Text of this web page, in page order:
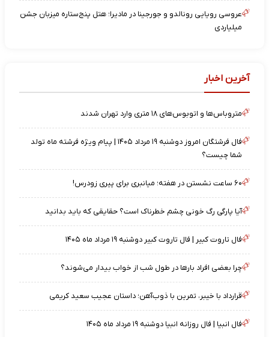
عروسی رویایی رونالدو و جورجینا در مادیرا؛ هتل پنج‌ستاره میزبان جشن
میلیاردی
آخرین اخبار
متروباس‌ها و اتوبوس‌های ۱۸ متری وارد تهران شدند
فال فرشتگان امروز دوشنبه ۱۹ مرداد ۱۴۰۵ | پیام ویژه فرشته ماه تولد
شما چیست؟
۶۰ ساعت نشستن در هفته؛ میانبری برای پیری زودرس!
آیا پارگی رگ خونی چشم خطرناک است؟ حقایقی که باید بدانید
فال تاروت کبیر | فال تاروت کبیر دوشنبه ۱۹ مرداد ماه ۱۴۰۵
چرا بعضی افراد بارها در طول شب از خواب بیدار می‌شوند؟
قرارداد با خیبر، تمرین با ذوب‌آهن؛ داستان عجیب سعید کریمی
فال انبیا | فال روزانه انبیا دوشنبه ۱۹ مرداد ماه ۱۴۰۵